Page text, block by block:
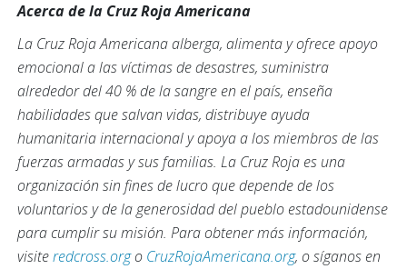
Acerca de la Cruz Roja Americana
La Cruz Roja Americana alberga, alimenta y ofrece apoyo
emocional a las víctimas de desastres, suministra
alrededor del 40 % de la sangre en el país, enseña
habilidades que salvan vidas, distribuye ayuda
humanitaria internacional y apoya a los miembros de las
fuerzas armadas y sus familias. La Cruz Roja es una
organización sin fines de lucro que depende de los
voluntarios y de la generosidad del pueblo estadounidense
para cumplir su misión. Para obtener más información,
visiteredcross.orgo CruzRojaAmericana.org, o síganos en